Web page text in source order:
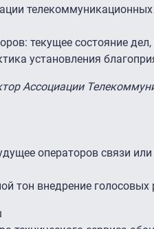
текущее состояние
установления
Ассоциации
операторов связи
тон внедрение